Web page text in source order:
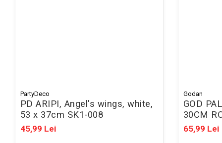
Suporturi verticale pentru
documente
Tavite pentru documente
PartyDeco
PD ARIPI, Angel's wings, white,
53 x 37cm SK1-008
45,99 Lei
Godan
GOD
30CM
65,99 Lei